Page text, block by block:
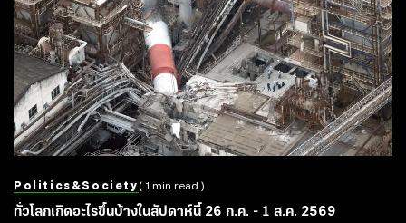
Politics&society ( 1 min read )
ทั่วโลกเกิดอะไรขึ้นบ้างในสัปดาห์นี้ 26 ก.ค. - 1 ส.ค. 2569